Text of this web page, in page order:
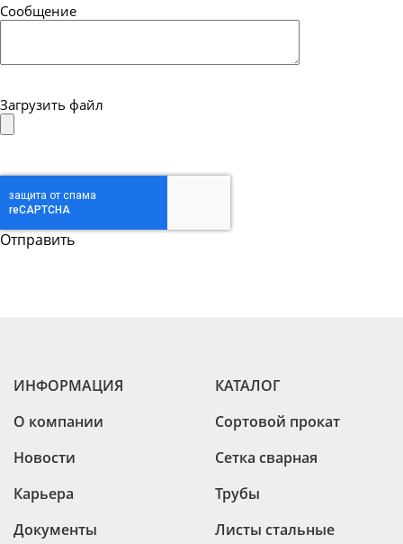
Сообщение
Загрузить файл
ИНФОРМАЦИЯ
О компании
Новости
Карьера
Документы
КАТАЛОГ
Сортовой прокат
Сетка сварная
Трубы
Листы стальные